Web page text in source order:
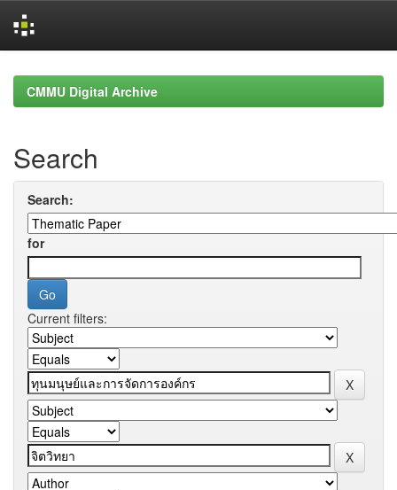
navigationCMMU Digital Archive
Search
Search:
for
Current filters: